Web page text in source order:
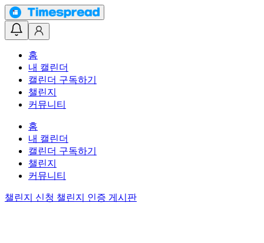
홈
내 캘린더
캘린더 구독하기
챌린지
커뮤니티
홈
내 캘린더
캘린더 구독하기
챌린지
커뮤니티
챌린지 신청 챌린지 인증 게시판